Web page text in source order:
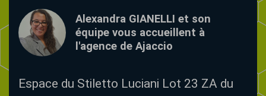
Alexandra GIANELLI et son
équipe vous accueillent à
l'agence de Ajaccio
Espace du Stiletto Luciani Lot 23 ZA du